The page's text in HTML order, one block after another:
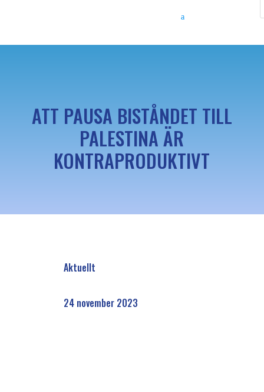
ATT PAUSA BISTÅNDET TILL
PALESTINA ÄR
KONTRAPRODUKTIVT
Aktuellt
24 november 2023